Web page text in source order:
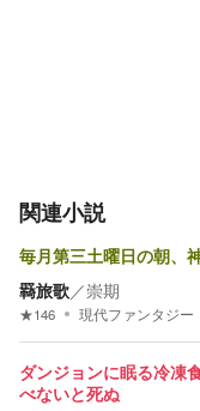
関連小説
毎月第三土曜日の朝、
羇旅歌／崇期
★146 現代ファンタジー
ダンジョンに眠る冷凍
べないと死ぬ